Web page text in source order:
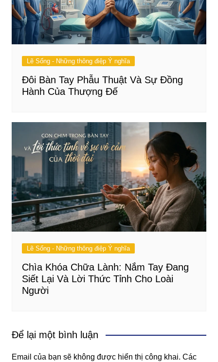
Lẽ Sống - Những thông điệp Ý nghĩa
Đôi Bàn Tay Phẫu Thuật Và Sự Đồng
Hành Của Thượng Đế
Lẽ Sống - Những thông điệp Ý nghĩa
Chìa Khóa Chữa Lành: Nắm Tay Đang
Siết Lại Và Lời Thức Tỉnh Cho Loài
Người
Để lại một bình luận
Email của bạn sẽ không được hiển thị công khai. Các